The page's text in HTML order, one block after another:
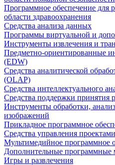
Программное обеспечение для
области здравоохранения
Средства анализа данных
Программы виртуальной и
Инструменты извлечения и
Предметно-ориентированные
(EDW)
Средства аналитической
(OLAP)
Средства интеллектуального
Средства поддержки принятия
Инструменты обработки,
изображений
Прикладное программное
Средства управления проектами
Мультимедийное программное
Дополнительные программные
Игры и развлечения